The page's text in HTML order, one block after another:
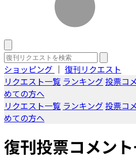
ショッピング ｜ 復刊リクエスト
リクエスト一覧 ランキング投票コ
めての方へ
リクエスト一覧 ランキング投票コ
めての方へ
復刊投票コメン